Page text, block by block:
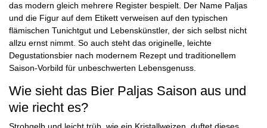
das modern gleich mehrere Register bespielt. Der Name Paljas
und die Figur auf dem Etikett verweisen auf den typischen
flämischen Tunichtgut und Lebenskünstler, der sich selbst nicht
allzu ernst nimmt. So auch steht das originelle, leichte
Degustationsbier nach modernem Rezept und traditionellem
Saison-Vorbild für unbeschwerten Lebensgenuss.
Wie sieht das Bier Paljas Saison aus und
wie riecht es?